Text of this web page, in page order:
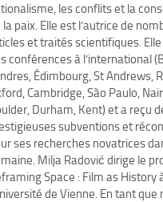
les conflits et la
la paix. Elle est l’autrice de
et traités scientifiques.
conférences à l’international
Édimbourg, St Andrews,
Cambridge, São Paulo,
Durham, Kent) et a reçu
subventions et
ses recherches novatrices
Milja Radović dirige le
Space : Film as History
de Vienne. En tant que